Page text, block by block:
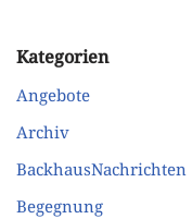
Kategorien
Angebote
Archiv
BackhausNachrichten
Begegnung